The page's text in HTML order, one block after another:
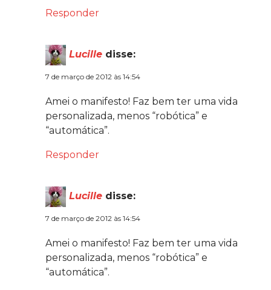
Responder
Lucille disse:
7 de março de 2012 às 14:54
Amei o manifesto! Faz bem ter uma vida
personalizada, menos “robótica” e
“automática”.
Responder
Lucille disse:
7 de março de 2012 às 14:54
Amei o manifesto! Faz bem ter uma vida
personalizada, menos “robótica” e
“automática”.